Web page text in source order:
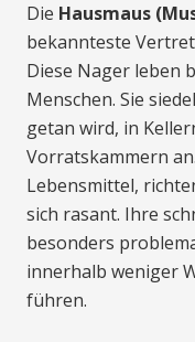
Die Hausmaus
bekannteste
Diese Nager leben
Menschen. Sie
getan wird, in
Vorratskammern
Lebensmittel,
sich rasant. Ihre
besonders
innerhalb weniger
führen.